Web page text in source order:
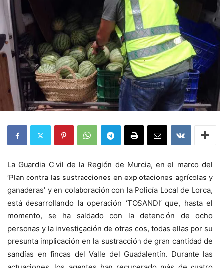
La Guardia Civil de la Región de Murcia, en el marco del
‘Plan contra las sustracciones en explotaciones agrícolas y
ganaderas’ y en colaboración con la Policía Local de Lorca,
está desarrollando la operación ‘TOSANDI’ que, hasta el
momento, se ha saldado con la detención de ocho
personas y la investigación de otras dos, todas ellas por su
presunta implicación en la sustracción de gran cantidad de
sandías en fincas del Valle del Guadalentín. Durante las